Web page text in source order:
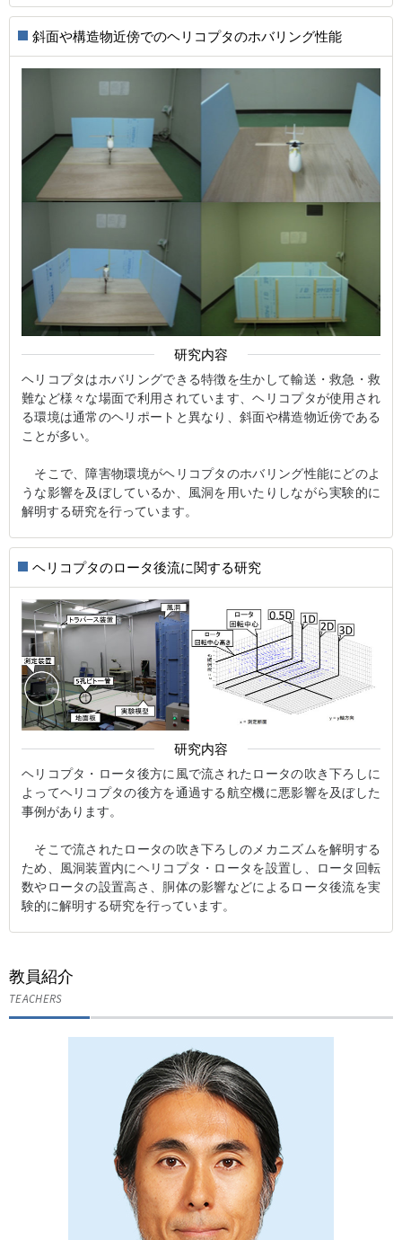
斜面や構造物近傍でのヘリコプタのホバリング性能
研究内容
ヘリコプタはホバリングできる特徴を生かして輸送・救急・救
難など様々な場面で利用されています、ヘリコプタが使用され
る環境は通常のヘリポートと異なり、斜面や構造物近傍である
ことが多い。
そこで、障害物環境がヘリコプタのホバリング性能にどのよ
うな影響を及ぼしているか、風洞を用いたりしながら実験的に
解明する研究を行っています。
ヘリコプタのロータ後流に関する研究
研究内容
ヘリコプタ・ロータ後方に風で流されたロータの吹き下ろしに
よってヘリコプタの後方を通過する航空機に悪影響を及ぼした
事例があります。
そこで流されたロータの吹き下ろしのメカニズムを解明する
ため、風洞装置内にヘリコプタ・ロータを設置し、ロータ回転
数やロータの設置高さ、胴体の影響などによるロータ後流を実
験的に解明する研究を行っています。
教員紹介
TEACHERS